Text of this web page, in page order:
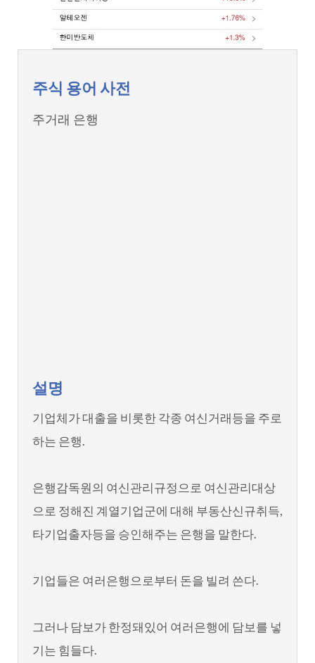
주식 용어 사전
주거래 은행
설명
기업체가 대출을 비롯한 각종 여신거래등을 주로
하는 은행.
은행감독원의 여신관리규정으로 여신관리대상
으로 정해진 계열기업군에 대해 부동산신규취득,
타기업출자등을 승인해주는 은행을 말한다.
기업들은 여러은행으로부터 돈을 빌려 쓴다.
그러나 담보가 한정돼있어 여러은행에 담보를 넣
기는 힘들다.